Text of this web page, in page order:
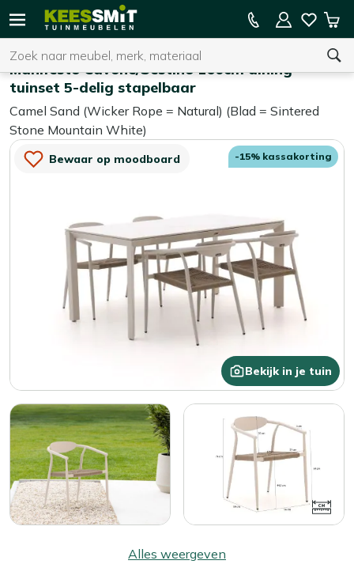
Kees
Tuinmeubelen
Zoeken
U heeft geen product(en) in uw winkelwagen.
15% kassakorting op de hele collectie
Manifesto Cavone/Sestino 160cm dining
tuinset 5-delig stapelbaar
Camel Sand (Wicker Rope = Natural) (Blad = Sintered
Stone Mountain White)
Bewaar op moodboard
Bekijk in je tuin
-15% kassakorting
Alles weergeven